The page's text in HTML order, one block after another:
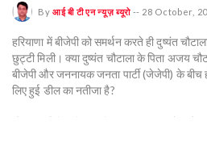
Byआई बी टी एन न्यूज़ ब्यूरो -- 28 October,
हरियाणा में बीजेपी को समर्थन करते ही दुष्यंत
छुट्टी मिली। क्या दुष्यंत चौटाला के पिता अजय
बीजेपी और जननायक जनता पार्टी (जेजेपी) के बीच
लिए हुई डील का नतीजा है?